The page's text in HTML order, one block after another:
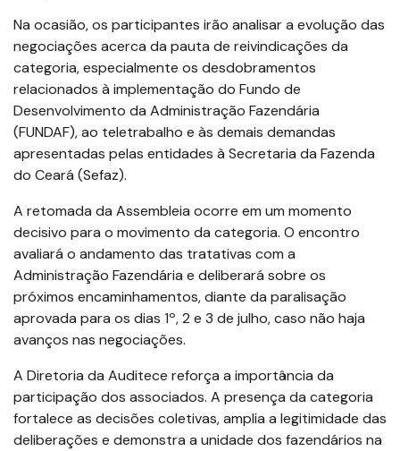
Na ocasião, os participantes irão analisar a evolução das
negociações acerca da pauta de reivindicações da
categoria, especialmente os desdobramentos
relacionados à implementação do Fundo de
Desenvolvimento da Administração Fazendária
(FUNDAF), ao teletrabalho e às demais demandas
apresentadas pelas entidades à Secretaria da Fazenda
do Ceará (Sefaz).
A retomada da Assembleia ocorre em um momento
decisivo para o movimento da categoria. O encontro
avaliará o andamento das tratativas com a
Administração Fazendária e deliberará sobre os
próximos encaminhamentos, diante da paralisação
aprovada para os dias 1º, 2 e 3 de julho, caso não haja
avanços nas negociações.
A Diretoria da Auditece reforça a importância da
participação dos associados. A presença da categoria
fortalece as decisões coletivas, amplia a legitimidade das
deliberações e demonstra a unidade dos fazendários na